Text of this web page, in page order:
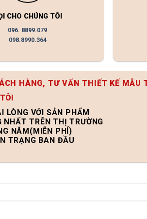
CHO CHÚNG TÔI
096. 8899.079
098.8990.364
HÀNG, TƯ VẤN THIẾT KẾ MẪU
LÒNG VỚI SẢN PHẨM
TRÊN THỊ TRƯỜNG
NĂM(MIỄN PHÍ)
TRẠNG BAN ĐẦU